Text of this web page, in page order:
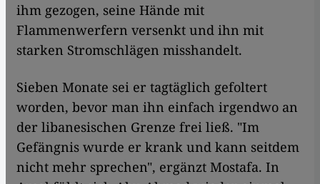
ihm gezogen, seine Hände mit
Flammenwerfern versenkt und ihn mit
starken Stromschlägen misshandelt.
Sieben Monate sei er tagtäglich gefoltert
worden, bevor man ihn einfach irgendwo an
der libanesischen Grenze frei ließ. "Im
Gefängnis wurde er krank und kann seitdem
nicht mehr sprechen", ergänzt Mostafa. In